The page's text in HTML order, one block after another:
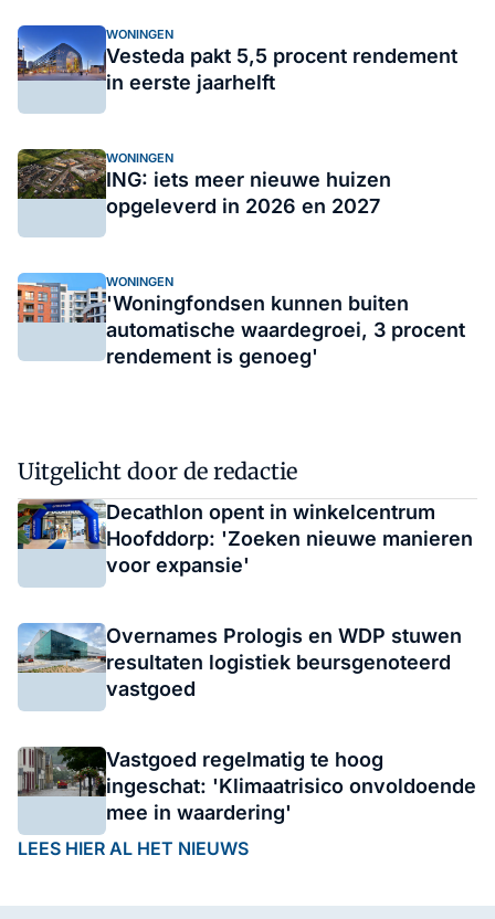
WONINGEN
Vesteda pakt 5,5 procent rendement
in eerste jaarhelft
WONINGEN
ING: iets meer nieuwe huizen
opgeleverd in 2026 en 2027
WONINGEN
'Woningfondsen kunnen buiten
automatische waardegroei, 3 procent
rendement is genoeg'
Uitgelicht door de redactie
Decathlon opent in winkelcentrum
Hoofddorp: 'Zoeken nieuwe manieren
voor expansie'
Overnames Prologis en WDP stuwen
resultaten logistiek beursgenoteerd
vastgoed
Vastgoed regelmatig te hoog
ingeschat: 'Klimaatrisico onvoldoende
mee in waardering'
LEES HIER AL HET NIEUWS